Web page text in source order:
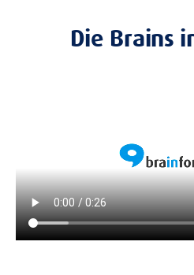
Die Brains